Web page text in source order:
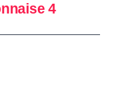
4